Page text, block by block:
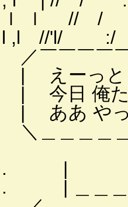
ｌ ｌ // / :/
l ,l //'l/ :/
／￣￣￣￣
| えーっと
| 今日 俺た
| ああ やっ
＼＿＿＿＿
. | ／￣
. | ＿＿＿＿